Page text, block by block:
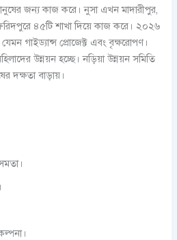
জন্য কাজ করে। নুসা এখন মাদারীপুর,
৪৫টি শাখা দিয়ে কাজ করে। ২০২৬
গাইড্যান্স প্রোজেক্ট এবং বৃক্ষরোপণ।
উন্নয়ন হচ্ছে। নড়িয়া উন্নয়ন সমিতি
দক্ষতা বাড়ায়।